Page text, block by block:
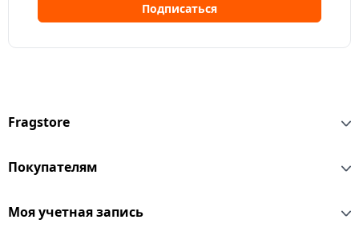
Подписаться
Fragstore
Покупателям
Моя учетная запись